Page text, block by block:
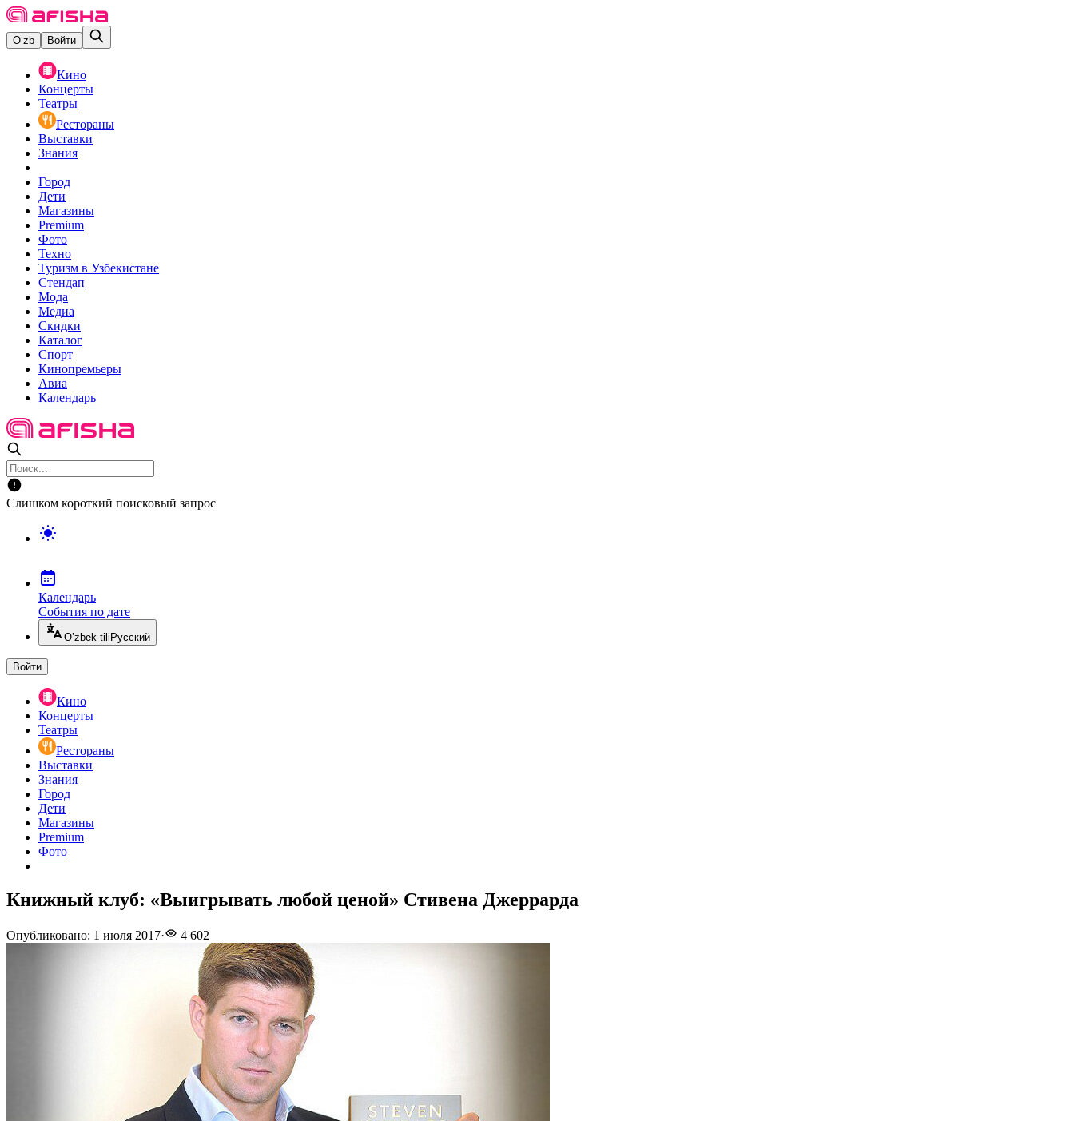
O‘zb Войти
Кино
Концерты
Театры
Рестораны
Выставки
Знания
Город
Дети
Магазины
Premium
Фото
Техно
Туризм в Узбекистане
Стендап
Мода
Медиа
Скидки
Каталог
Спорт
Кинопремьеры
Авиа
Календарь
Слишком короткий поисковый запрос
Календарь
События по дате
O’zbek tili Русский
Войти
Кино
Концерты
Театры
Рестораны
Выставки
Знания
Город
Дети
Магазины
Premium
Фото
Книжный клуб: «Выигрывать любой ценой» Стивена Джеррарда
Опубликовано: 1 июля 2017· 4 602